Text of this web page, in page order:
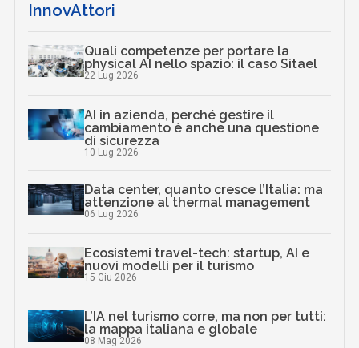
InnovAttori
Quali competenze per portare la
physical AI nello spazio: il caso Sitael
22 Lug 2026
AI in azienda, perché gestire il
cambiamento è anche una questione
di sicurezza
10 Lug 2026
Data center, quanto cresce l’Italia: ma
attenzione al thermal management
06 Lug 2026
Ecosistemi travel-tech: startup, AI e
nuovi modelli per il turismo
15 Giu 2026
L’IA nel turismo corre, ma non per tutti:
la mappa italiana e globale
08 Mag 2026